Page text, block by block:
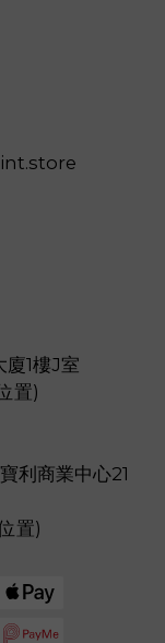
廈1樓J室
置)
利商業中心21
置)